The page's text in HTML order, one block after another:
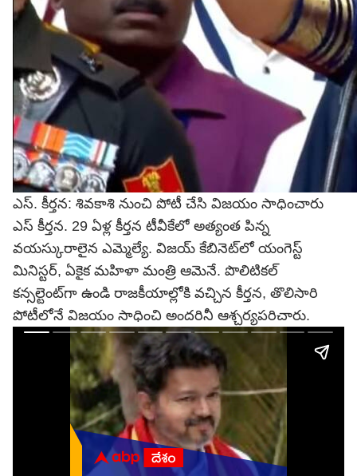
ఎస్. కీర్తన: శివకాశి నుంచి పోటీ చేసి విజయం సాధించారు
ఎస్ కీర్తన. 29 ఏళ్ల కీర్తన టీవీకేలో అత్యంత పిన్న
వయస్కురాలైన ఎమ్మెల్యే. విజయ్ కేబినెట్‌లో యంగెస్ట్
మినిస్టర్, ఏకైక మహిళా మంత్రి ఆమెనే. పొలిటికల్
కన్సల్టెంట్‌గా ఉండి రాజకీయాల్లోకి వచ్చిన కీర్తన, తొలిసారి
పోటీలోనే విజయం సాధించి అందరినీ ఆశ్చర్యపరిచారు.